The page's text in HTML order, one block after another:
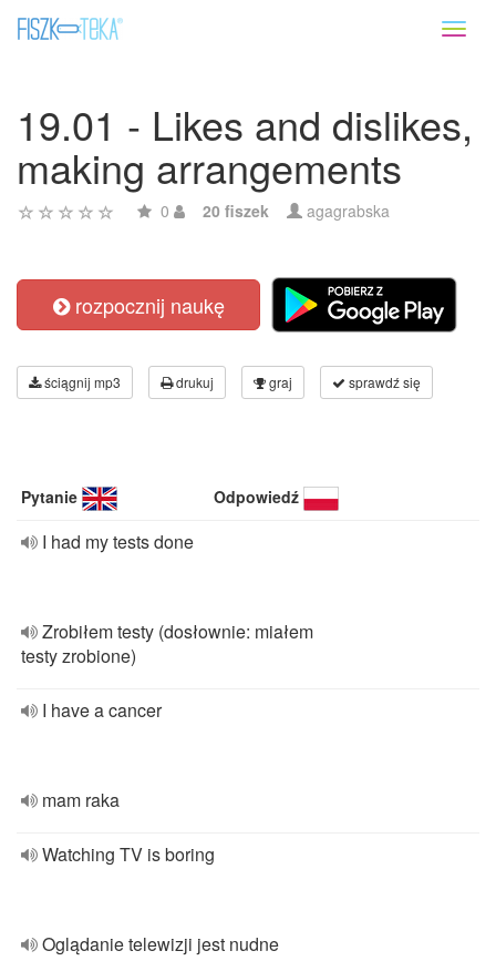
19.01 - Likes and dislikes,
making arrangements
0 20 fiszek agagrabska
rozpocznij naukę
ściągnij mp3 drukuj graj sprawdź się
Pytanie Odpowiedź
I had my tests done
Zrobiłem testy (dosłownie: miałem
testy zrobione)
I have a cancer
mam raka
Watching TV is boring
Oglądanie telewizji jest nudne